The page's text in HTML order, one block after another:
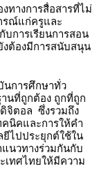
ทางการสื่อสารที่ไม่
รณ์แก่ครูและ
การเรียนการสอน
งต้องมีการสนับสนุน
นการศึกษาทั่ว
านที่ถูกต้อง ถูกที่ถูก
ตอล  ซึ่งรวมถึง
นิคและการให้คำ
ยีไปประยุกต์ใช้ใน
นวทางร่วมกันกับ
เทศไทยให้มีความ